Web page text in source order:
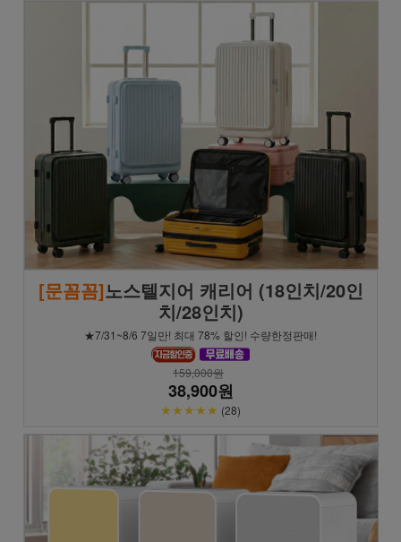
[문꼼꼼]노스텔지어 캐리어 (18인치/20인
치/28인치)
★7/31~8/6 7일만! 최대 78% 할인! 수량한정판매!
159,000원
38,900원
★★★★★ (28)